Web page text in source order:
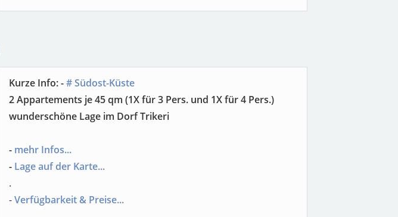
Kurze Info: -# Südost-Küste
2 Appartements je 45 qm (1X für 3 Pers. und 1X für 4 Pers.)
wunderschöne Lage im Dorf Trikeri
- mehr Infos...
- Lage auf der Karte...
.
-Verfügbarkeit & Preise...